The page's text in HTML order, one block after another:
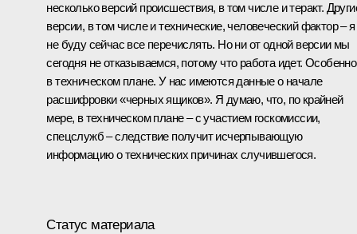
несколько версий происшествия, в том числе и теракт.
версии, в том числе и технические, человеческий фактор – я
не буду сейчас все перечислять. Но ни от одной версии мы
сегодня не отказываемся, потому что работа идет. Особенно
в техническом плане. У нас имеются данные о начале
расшифровки «черных ящиков». Я думаю, что, по крайней
мере, в техническом плане – с участием госкомиссии,
спецслужб – следствие получит исчерпывающую
информацию о технических причинах случившегося.
Статус материала